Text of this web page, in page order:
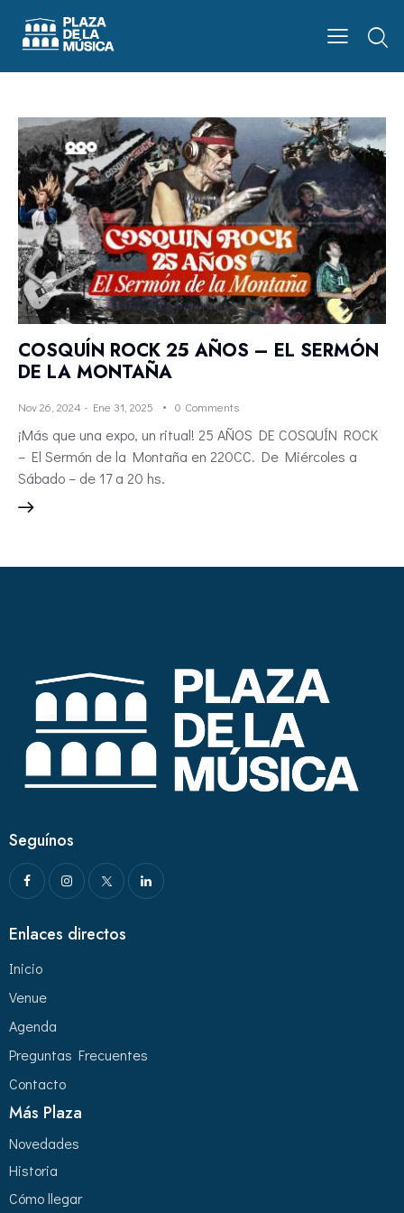
COSQUÍN ROCK 25 AÑOS – EL SERMÓN
DE LA MONTAÑA
Nov 26, 2024 - Ene 31, 2025 0 Comments
¡Más que una expo, un ritual! 25 AÑOS DE COSQUÍN ROCK
– El Sermón de la Montaña en 220CC. De Miércoles a
Sábado – de 17 a 20 hs.
Seguínos
Enlaces directos
Inicio
Venue
Agenda
Preguntas Frecuentes
Contacto
Más Plaza
Novedades
Historia
Cómo llegar